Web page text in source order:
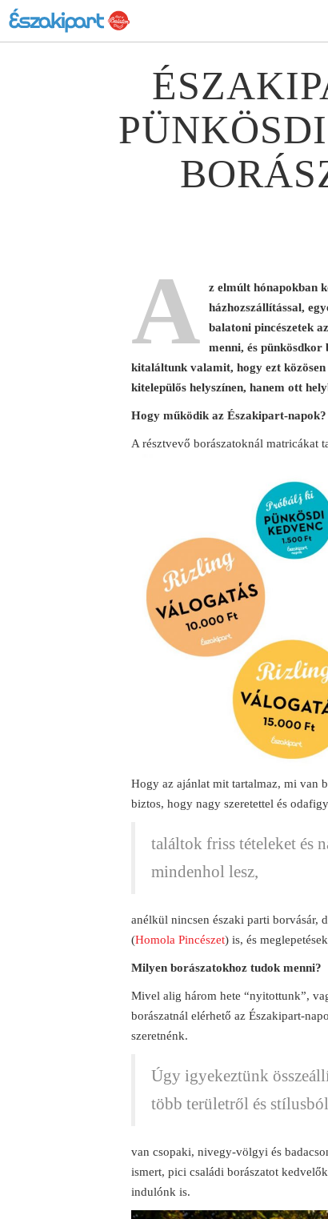
A
z elmúlt hónapokban
házhozszállítással,
balatoni pincészetek
menni, és pünkösdkor
kitaláltunk valamit, hogy ezt
kitelepülős helyszínen, hanem ott
Hogy működik az Északipart-napok?
A résztvevő borászatoknál matricákat
Hogy az ajánlat mit tartalmaz, mi van
biztos, hogy nagy szeretettel és
találtok friss tételeket és
mindenhol lesz,
anélkül nincsen északi parti borvásár,
(Homola Pincészet) is, és
Milyen borászatokhoz tudok menni?
Mivel alig három hete “nyitottunk”,
borászatnál elérhető az Északipart-
szeretnénk.
Úgy igyekeztünk
több területről és
van csopaki, nivegy-völgyi és
ismert, pici családi borászatot
indulónk is.